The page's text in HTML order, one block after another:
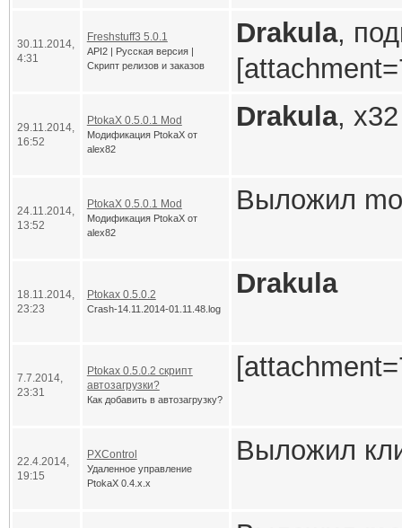
решал с
понятно
За такое
Вам нужно
поступали
то здесь:
Код
from %s
Я
некоторые
Я думаю,
тому, что
Цитата
гуглить.
Высказал
local
смотреть
увы, не
30.11.2014,
4:31
Freshstuff3 5.0.1
API2 | Русская версия |
Скрипт релизов и заказов
Drakula,
Библиотека
29.11.2014,
16:52
PtokaX 0.5.0.1 Mod
Модификация PtokaX от
alex82
Drakula,
24.11.2014,
13:52
PtokaX 0.5.0.1 Mod
Модификация PtokaX от
alex82
Выложил
18.11.2014,
23:23
Ptokax 0.5.0.2
Crash-14.11.2014-01.11.48.log
Drakula
Судя по
не
7.7.2014,
23:31
Ptokax 0.5.0.2 скрипт
автозагрузки?
Как добавить в автозагрузку?
22.4.2014,
19:15
PXControl
Удаленное управление
PtokaX 0.4.x.x
Выложил